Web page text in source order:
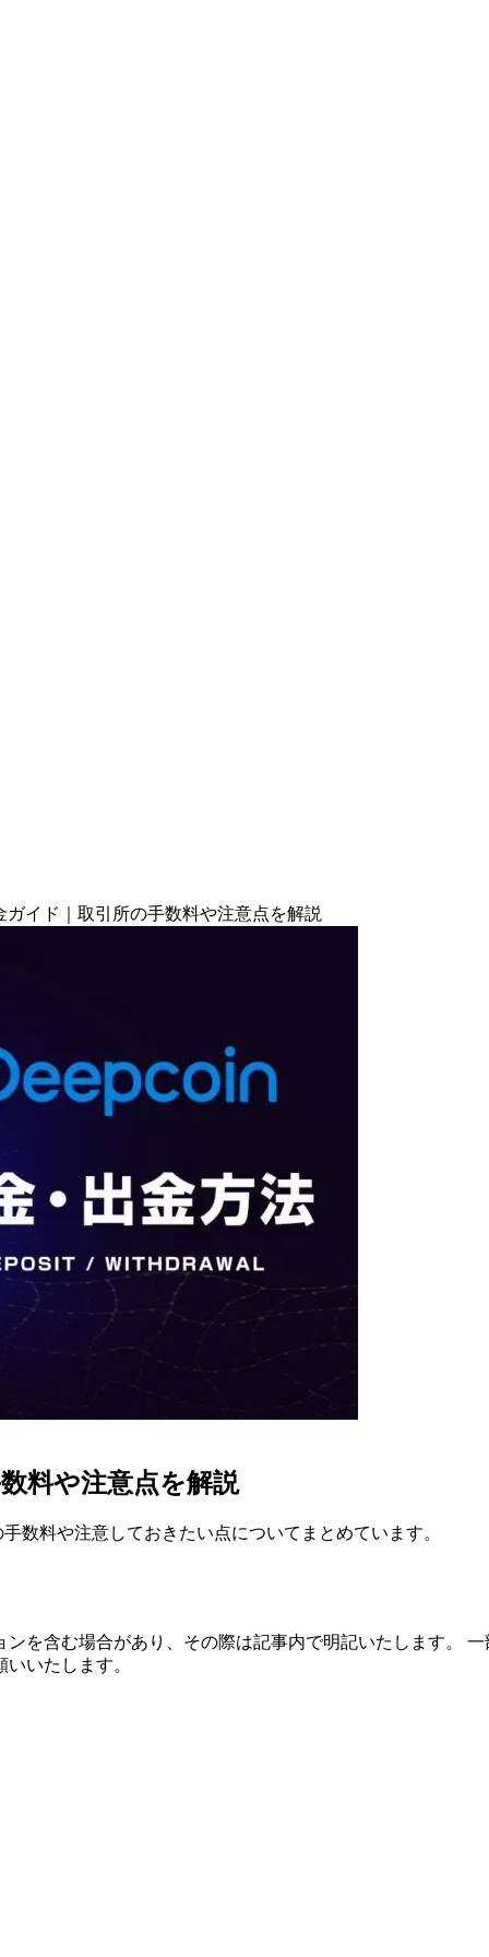
ガイド｜取引所の手数料や注意点を解説
料や注意点を解説
数料や注意しておきたい点についてまとめています。
を含む場合があり、その際は記事内で明記いたします。
いたします。